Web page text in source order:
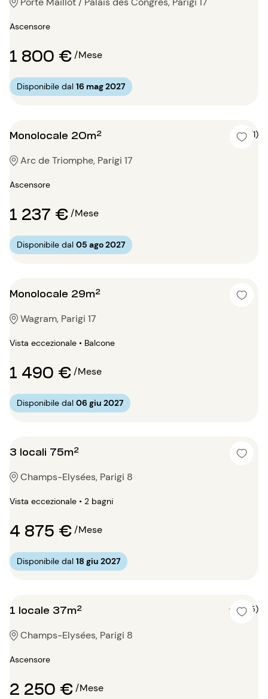
Ascensore
1 800 €/Mese
Disponibile dal 16 mag 2027
Monolocale 20m² 5 (1)
Arc de Triomphe, Parigi 17
Ascensore
1 237 €/Mese
Disponibile dal 05 ago 2027
Monolocale 29m²
Wagram, Parigi 17
Vista eccezionale • Balcone
1 490 €/Mese
Disponibile dal 06 giu 2027
3 locali 75m²
Champs-Elysées, Parigi 8
Vista eccezionale • 2 bagni
4 875 €/Mese
Disponibile dal 18 giu 2027
1 locale 37m² 5 (5)
Champs-Elysées, Parigi 8
Ascensore
2 250 €/Mese